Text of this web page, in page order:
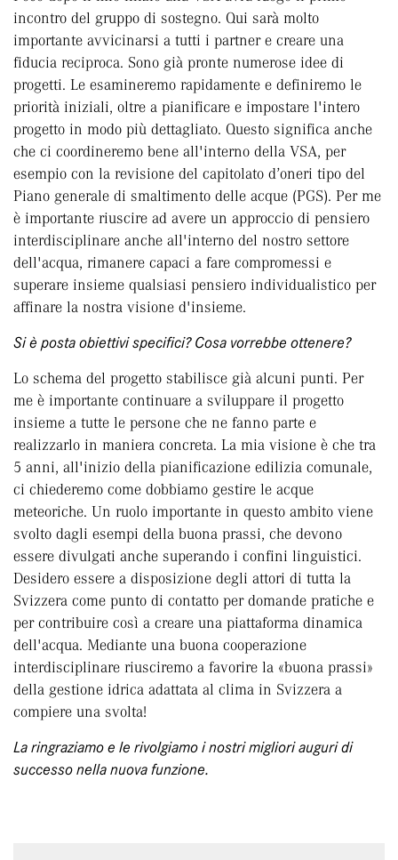
incontro del gruppo di sostegno. Qui sarà molto
importante avvicinarsi a tutti i partner e creare una
fiducia reciproca. Sono già pronte numerose idee di
progetti. Le esamineremo rapidamente e definiremo le
priorità iniziali, oltre a pianificare e impostare l'intero
progetto in modo più dettagliato. Questo significa anche
che ci coordineremo bene all'interno della VSA, per
esempio con la revisione del capitolato d’oneri tipo del
Piano generale di smaltimento delle acque (PGS). Per me
è importante riuscire ad avere un approccio di pensiero
interdisciplinare anche all'interno del nostro settore
dell'acqua, rimanere capaci a fare compromessi e
superare insieme qualsiasi pensiero individualistico per
affinare la nostra visione d'insieme.
Si è posta obiettivi specifici? Cosa vorrebbe ottenere?
Lo schema del progetto stabilisce già alcuni punti. Per
me è importante continuare a sviluppare il progetto
insieme a tutte le persone che ne fanno parte e
realizzarlo in maniera concreta. La mia visione è che tra
5 anni, all'inizio della pianificazione edilizia comunale,
ci chiederemo come dobbiamo gestire le acque
meteoriche. Un ruolo importante in questo ambito viene
svolto dagli esempi della buona prassi, che devono
essere divulgati anche superando i confini linguistici.
Desidero essere a disposizione degli attori di tutta la
Svizzera come punto di contatto per domande pratiche e
per contribuire così a creare una piattaforma dinamica
dell'acqua. Mediante una buona cooperazione
interdisciplinare riusciremo a favorire la «buona prassi»
della gestione idrica adattata al clima in Svizzera a
compiere una svolta!
La ringraziamo e le rivolgiamo i nostri migliori auguri di
successo nella nuova funzione.